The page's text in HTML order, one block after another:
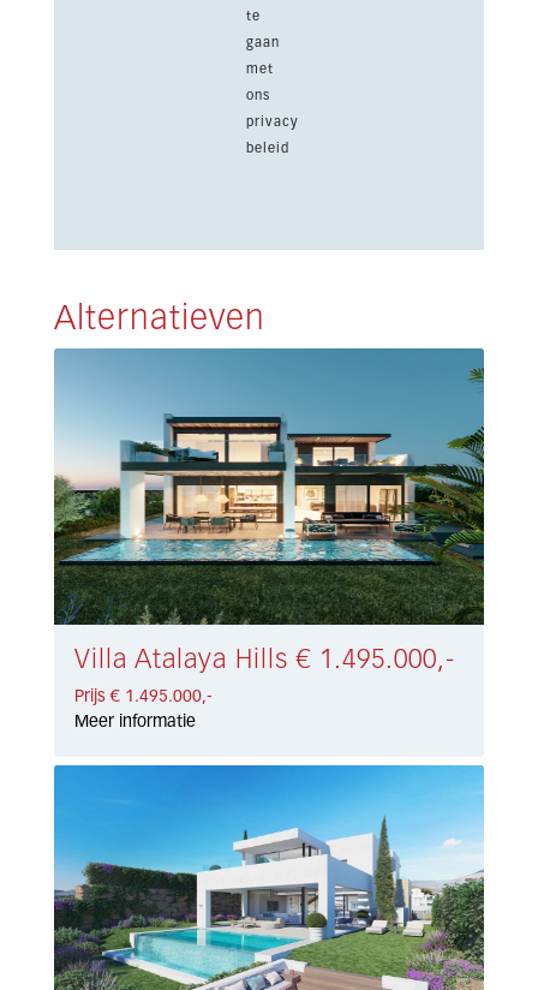
te
gaan
met
ons
privacy
beleid
Alternatieven
Villa Atalaya Hills € 1.495.000,-
Prijs € 1.495.000,-
Meer informatie